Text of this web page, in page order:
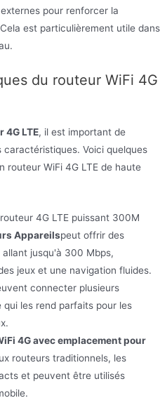
pour renforcer la
est particulièrement utile dans
du routeur WiFi 4G
4G LTE, il est important de
Voici quelques
routeur WiFi 4G LTE de haute
routeur 4G LTE puissant 300M
Appareilspeut offrir des
jusqu'à 300 Mbps,
jeux et une navigation fluides.
connecter plusieurs
les rend parfaits pour les
4G avec emplacement pour
routeurs traditionnels, les
et peuvent être utilisés